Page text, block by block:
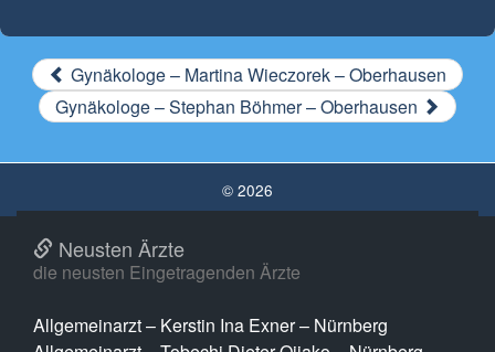
Gynäkologe – Martina Wieczorek – Oberhausen
Gynäkologe – Stephan Böhmer – Oberhausen
© 2026
Neusten Ärzte
die neusten Eingetragenden Ärzte
Allgemeinarzt – Kerstin Ina Exner – Nürnberg